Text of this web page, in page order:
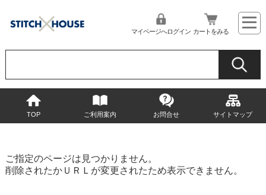
マイページへログイン カートをみる
TOP ご利用案内 お問合せ サイトマップ
ご指定のページは見つかりません。
削除されたかＵＲＬが変更されたため表示できません。